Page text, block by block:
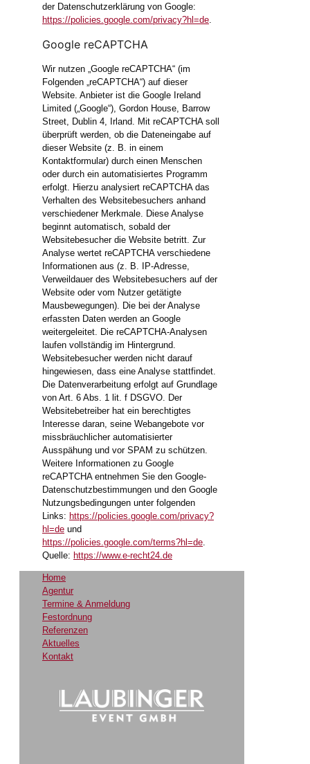
der Datenschutzerklärung von Google:
https://policies.google.com/privacy?hl=de
Google reCAPTCHA
Wir nutzen „Google reCAPTCHA“ (im
Folgenden „reCAPTCHA“) auf dieser
Website. Anbieter ist die Google Ireland
Limited („Google“), Gordon House, Barrow
Street, Dublin 4, Irland. Mit reCAPTCHA soll
überprüft werden, ob die Dateneingabe auf
dieser Website (z. B. in einem
Kontaktformular) durch einen Menschen
oder durch ein automatisiertes Programm
erfolgt. Hierzu analysiert reCAPTCHA das
Verhalten des Websitebesuchers anhand
verschiedener Merkmale. Diese Analyse
beginnt automatisch, sobald der
Websitebesucher die Website betritt. Zur
Analyse wertet reCAPTCHA verschiedene
Informationen aus (z. B. IP-Adresse,
Verweildauer des Websitebesuchers auf der
Website oder vom Nutzer getätigte
Mausbewegungen). Die bei der Analyse
erfassten Daten werden an Google
weitergeleitet. Die reCAPTCHA-Analysen
laufen vollständig im Hintergrund.
Websitebesucher werden nicht darauf
hingewiesen, dass eine Analyse stattfindet.
Die Datenverarbeitung erfolgt auf Grundlage
von Art. 6 Abs. 1 lit. f DSGVO. Der
Websitebetreiber hat ein berechtigtes
Interesse daran, seine Webangebote vor
missbräuchlicher automatisierter
Ausspähung und vor SPAM zu schützen.
Weitere Informationen zu Google
reCAPTCHA entnehmen Sie den Google-
Datenschutzbestimmungen und den Google
Nutzungsbedingungen unter folgenden
Links: https://policies.google.com/privacy?
hl=de und
https://policies.google.com/terms?hl=de
Quelle: https://www.e-recht24.de
Home
Agentur
Termine & Anmeldung
Festordnung
Referenzen
Aktuelles
Kontakt